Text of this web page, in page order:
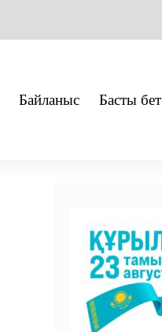
Байланыс Басты бет